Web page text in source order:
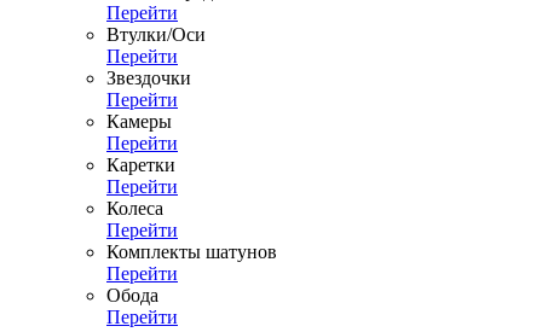
Перейти
Втулки/Оси
Перейти
Звездочки
Перейти
Камеры
Перейти
Каретки
Перейти
Колеса
Перейти
Комплекты шатунов
Перейти
Обода
Перейти